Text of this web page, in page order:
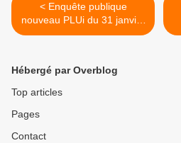
< Enquête publique
nouveau PLUi du 31 janvier
au 10 mars 2022
Hébergé par Overblog
Top articles
Pages
Contact